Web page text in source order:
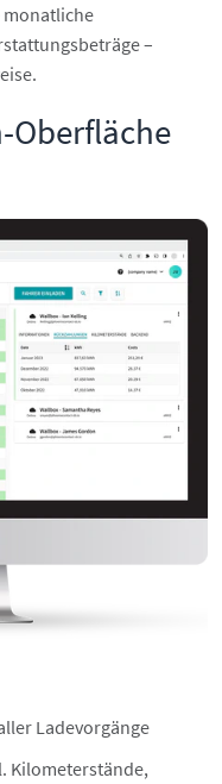
–
Oberfläche
Ladevorgänge
Kilometerstände,